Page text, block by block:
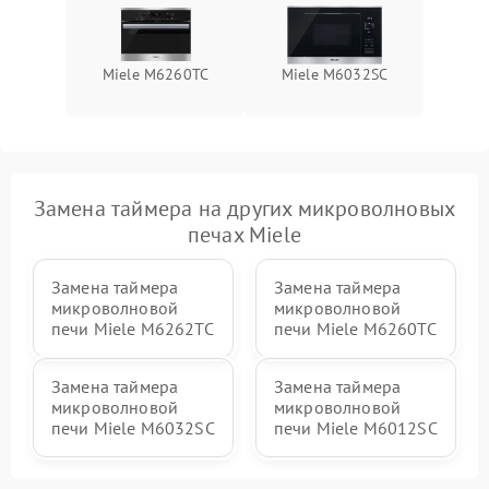
Miele M6260TC Miele M6032SC
Замена таймера на других микроволновых
печах Miele
Замена таймера
микроволновой
печи Miele M6262TC
Замена таймера
микроволновой
печи Miele M6260TC
Замена таймера
микроволновой
печи Miele M6032SC
Замена таймера
микроволновой
печи Miele M6012SC